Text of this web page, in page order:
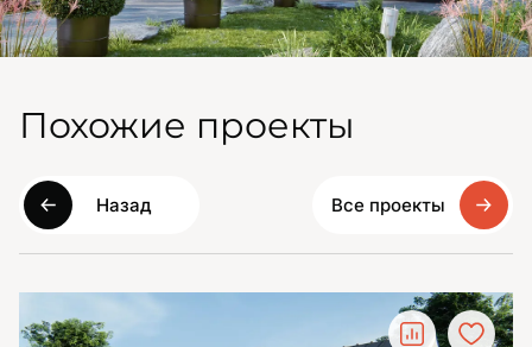
Похожие проекты
Назад Все проекты